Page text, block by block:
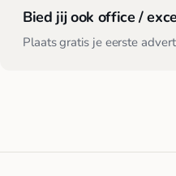
Bied jij ook office /
Plaats gratis je eerste